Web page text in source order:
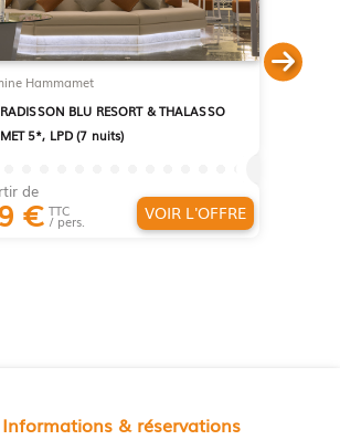
Hammamet
BLU RESORT & THALASSO
5*, LPD (7 nuits)
de
€ TTC
/ pers. VOIR L'OFFRE
Informations & réservations